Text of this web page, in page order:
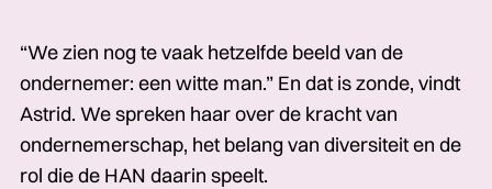
“We zien nog te vaak hetzelfde beeld van de
ondernemer: een witte man.” En dat is zonde, vindt
Astrid. We spreken haar over de kracht van
ondernemer­schap,­­­ het belang van diversiteit en de
rol die de HAN daarin speelt.